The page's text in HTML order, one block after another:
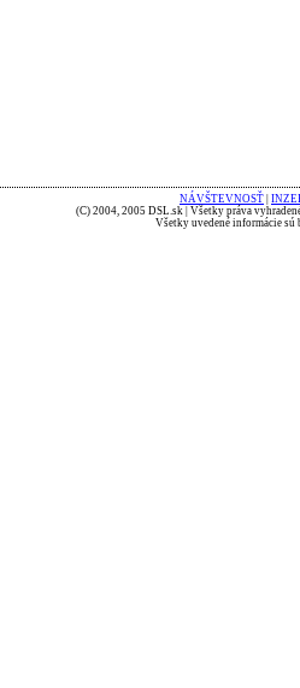
NÁVŠTEVNOSŤ
(C) 2004, 2005 DSL.sk | Všetky práva
Všetky uvedené informácie sú